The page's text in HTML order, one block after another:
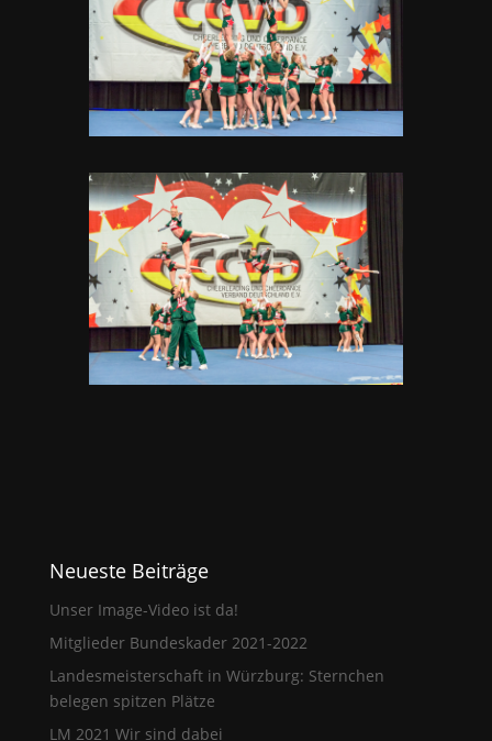
Neueste Beiträge
Unser Image-Video ist da!
Mitglieder Bundeskader 2021-2022
Landesmeisterschaft in Würzburg: Sternchen
belegen spitzen Plätze
LM 2021 Wir sind dabei